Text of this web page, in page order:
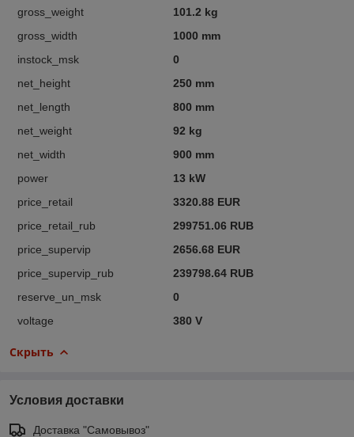
gross_weight
101.2 kg
gross_width
1000 mm
instock_msk
0
net_height
250 mm
net_length
800 mm
net_weight
92 kg
net_width
900 mm
power
13 kW
price_retail
3320.88 EUR
price_retail_rub
299751.06 RUB
price_supervip
2656.68 EUR
price_supervip_rub
239798.64 RUB
reserve_un_msk
0
voltage
380 V
Скрыть
Условия доставки
Доставка "Самовывоз"